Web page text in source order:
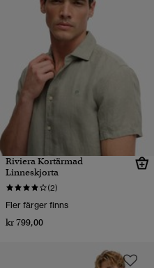
Riviera Kortärmad
Linneskjorta
(2)
Fler färger finns
kr 799,00